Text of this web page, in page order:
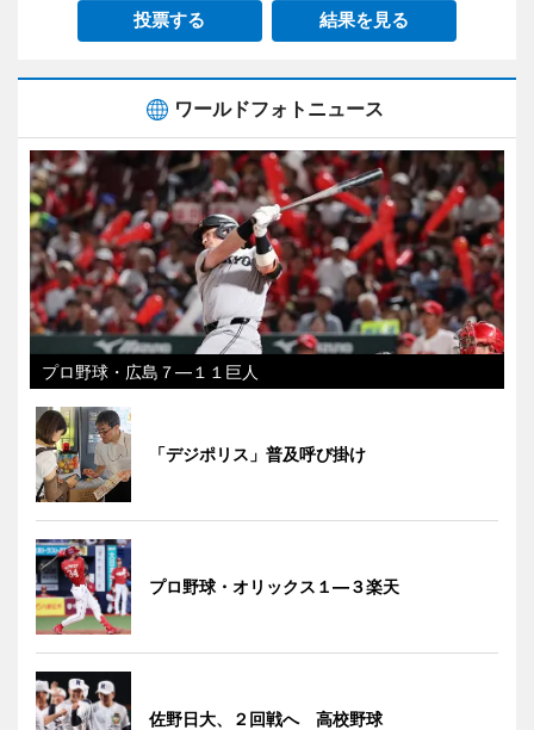
投票する 結果を見る
ワールドフォトニュース
プロ野球・広島７―１１巨人
「デジポリス」普及呼び掛け
プロ野球・オリックス１―３楽天
佐野日大、２回戦へ 高校野球